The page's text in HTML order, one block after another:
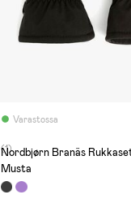
Varastossa
(1)
Nordbjørn Branäs
Musta